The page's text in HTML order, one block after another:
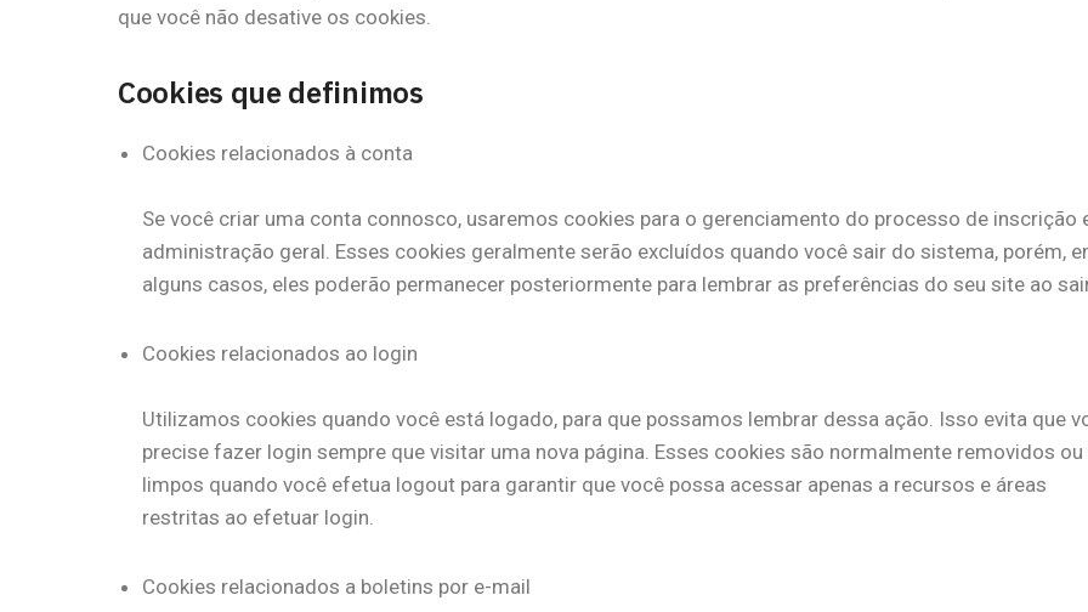
que você não desative os cookies.
Cookies que definimos
Cookies relacionados à conta
Se você criar uma conta connosco, usaremos cookies para o gerenciamento do processo de inscrição
administração geral. Esses cookies geralmente serão excluídos quando você sair do sistema, porém,
alguns casos, eles poderão permanecer posteriormente para lembrar as preferências do seu site ao
Cookies relacionados ao login
Utilizamos cookies quando você está logado, para que possamos lembrar dessa ação. Isso evita que
precise fazer login sempre que visitar uma nova página. Esses cookies são normalmente removidos ou
limpos quando você efetua logout para garantir que você possa acessar apenas a recursos e áreas
restritas ao efetuar login.
Cookies relacionados a boletins por e-mail